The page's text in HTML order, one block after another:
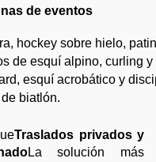
de eventos
hockey sobre hielo,
de esquí alpino, curling
esquí acrobático y
biatlón.
Traslados privados y
La solución más